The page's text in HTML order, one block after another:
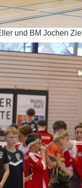
und BM Jochen